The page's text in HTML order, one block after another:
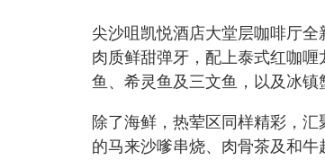
尖沙咀凯悦酒店大堂层咖啡厅
肉质鲜甜弹牙，配上泰式红咖
鱼、希灵鱼及三文鱼，以及冰镇
除了海鲜，热荤区同样精彩，
的马来沙嗲串烧、肉骨茶及和